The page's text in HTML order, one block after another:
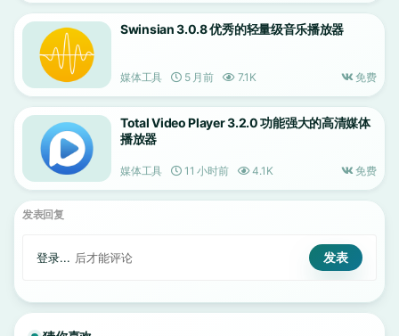
Swinsian 3.0.8 优秀的轻量级音乐播放器
媒体工具 5 月前 7.1K 免费
Total Video Player 3.2.0 功能强大的高清媒体
播放器
媒体工具 11 小时前 4.1K 免费
发表回复
登录... 后才能评论